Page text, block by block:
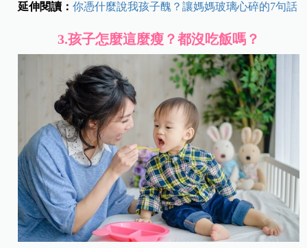
延伸閱讀：你憑什麼說我孩子醜？讓媽媽玻璃心碎的7句話
3.孩子怎麼這麼瘦？都沒吃飯嗎？